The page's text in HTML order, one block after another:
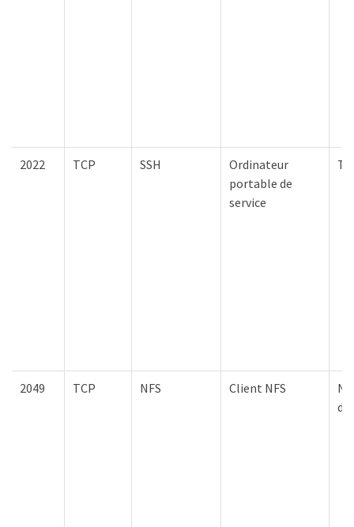
2022 TCP SSH
Ordinateur
portable de
service
2049 TCP NFS Client NFS